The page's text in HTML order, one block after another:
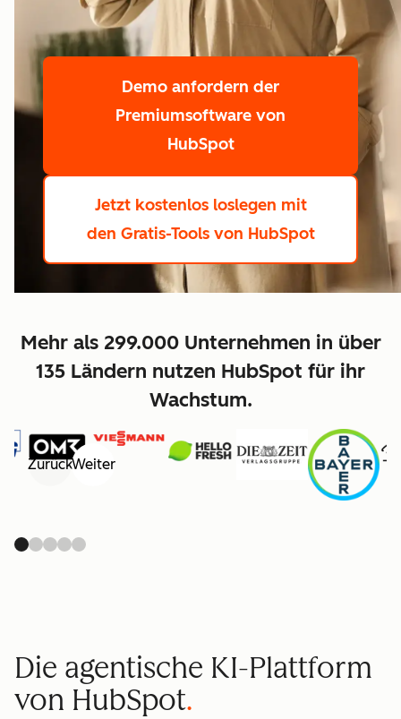
Demo anfordern der
Premiumsoftware von
HubSpot
Jetzt kostenlos loslegen mit
den Gratis-Tools von HubSpot
Mehr als 299.000 Unternehmen in über
135 Ländern nutzen HubSpot für ihr
Wachstum.
ZurückWeiter
Die agentische KI-Plattform
von HubSpot